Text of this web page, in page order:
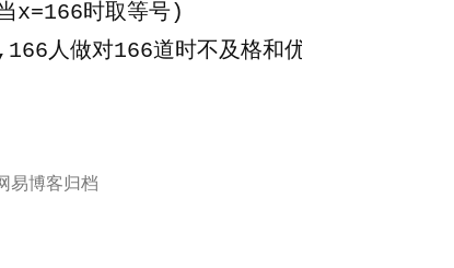
x=166时取等号)
人做对166道时不及格和优秀的人数一样
易博客归档